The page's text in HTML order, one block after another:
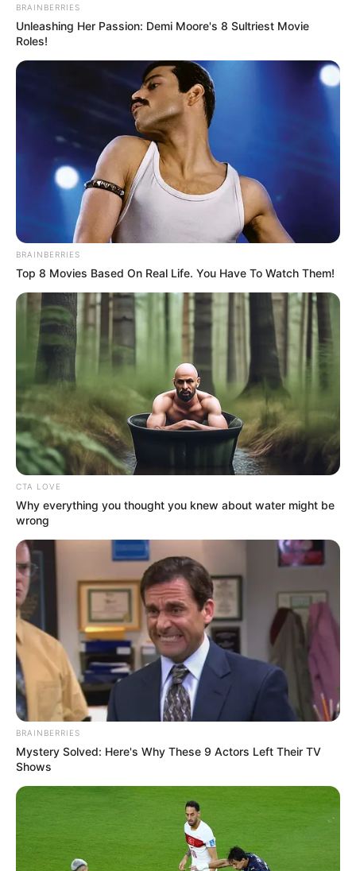
BRAINBERRIES
Unleashing Her Passion: Demi Moore's 8 Sultriest Movie
Roles!
BRAINBERRIES
Top 8 Movies Based On Real Life. You Have To Watch Them!
CTA LOVE
Why everything you thought you knew about water might be
wrong
BRAINBERRIES
Mystery Solved: Here's Why These 9 Actors Left Their TV
Shows